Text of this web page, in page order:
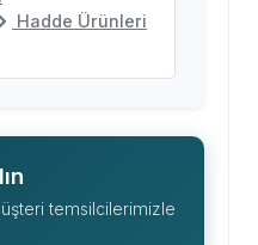
Hadde Ürünleri
temsilcilerimizle